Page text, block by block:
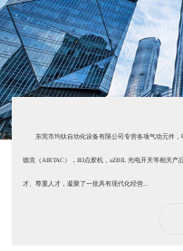
东莞市均钛自动化设备有限公司专营各项气动元件，
德克（AIRTAC），IEI点胶机，aZBIL 光电开关等相关
才、尊重人才，凝聚了一批具有现代化经营...